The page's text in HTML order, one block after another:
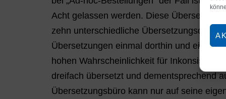
Acht gelassen werden. Diese
zehn unterschiedliche
Übersetzungen einmal dorthin und einmal
hohen Wahrscheinlichkeit für
dreifach übersetzt und dementsprechend
Übersetzungsbüro kann nur auf seine